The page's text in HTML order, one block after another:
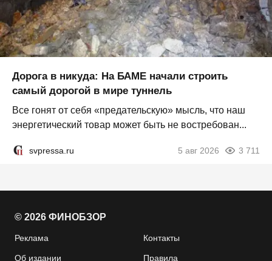
Дорога в никуда: На БАМЕ начали строить
самый дорогой в мире туннель
Все гонят от себя «предательскую» мысль, что наш
энергетический товар может быть не востребован...
svpressa.ru 5 авг 2026 3 711
© 2026 ФИНОБЗОР
Реклама Контакты
Об издании Правила